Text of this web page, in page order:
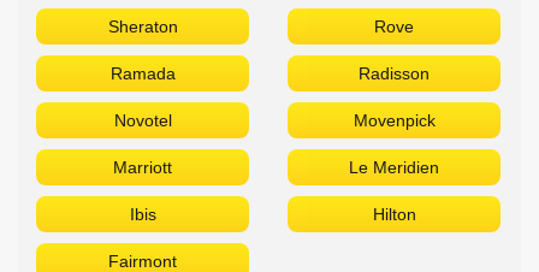
Sheraton Rove
Ramada Radisson
Novotel Movenpick
Marriott Le Meridien
Ibis Hilton
Fairmont